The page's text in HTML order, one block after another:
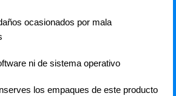
ocasionados por mala
ni de sistema operativo
los empaques de este producto